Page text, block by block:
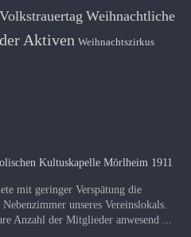
Volkstrauertag Weihnachtliche
Aktiven Weihnachtszirkus
Kultuskapelle Mörlheim 1911
mit geringer Verspätung die
unseres Vereinslokals.
Anzahl der Mitglieder anwesend ...